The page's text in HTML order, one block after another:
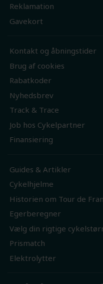
Reklamation
Gavekort
Kontakt og åbningstider
Brug af cookies
Rabatkoder
Nyhedsbrev
Track & Trace
Job hos Cykelpartner
Finansiering
Guides & Artikler
Cykelhjelme
Historien om Tour de
Egerberegner
Vælg din rigtige
Prismatch
Elektrolytter